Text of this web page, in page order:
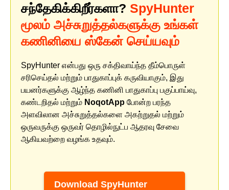
சந்தேகிக்கிறீர்களா? SpyHunter
மூலம் அச்சுறுத்தல்களுக்கு உங்கள்
கணினியை ஸ்கேன் செய்யவும்
SpyHunter என்பது ஒரு சக்திவாய்ந்த தீம்பொருள்
சரிசெய்தல் மற்றும் பாதுகாப்புக் கருவியாகும், இது
பயனர்களுக்கு ஆழ்ந்த கணினி பாதுகாப்பு பகுப்பாய்வு,
கண்டறிதல் மற்றும் NoqotApp போன்ற பரந்த
அளவிலான அச்சுறுத்தல்களை அகற்றுதல் மற்றும்
ஒருவருக்கு ஒருவர் தொழில்நுட்ப ஆதரவு சேவை
ஆகியவற்றை வழங்க உதவும்.
Download SpyHunter